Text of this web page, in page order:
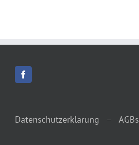
Datenschutzerklärung – AGBs